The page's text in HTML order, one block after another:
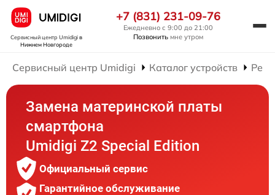
Сервисный центр Umidigiв
Нижнем Новгороде
+7 (831) 231-09-76
Ежедневно с 9:00 до 21:00
Позвонить мне утром
Сервисный центр Umidigi Каталог устройств
Замена материнской платы
смартфона
Umidigi Z2 Special Edition
Официальный сервис
Гарантийное обслуживание